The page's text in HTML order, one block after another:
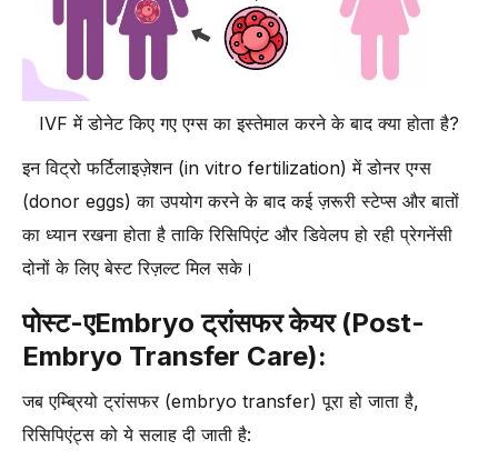
IVF में डोनेट किए गए एग्स का इस्तेमाल करने के बाद क्या होता है?
इन विट्रो फर्टिलाइज़ेशन (in vitro fertilization) में डोनर एग्स
(donor eggs) का उपयोग करने के बाद कई ज़रूरी स्टेप्स और बातों
का ध्यान रखना होता है ताकि रिसिपिएंट और डिवेलप हो रही प्रेगनेंसी
दोनों के लिए बेस्ट रिज़ल्ट मिल सके।
पोस्ट-एEmbryo ट्रांसफर केयर (Post-
Embryo Transfer Care):
जब एम्ब्रियो ट्रांसफर (embryo transfer) पूरा हो जाता है,
रिसिपिएंट्स को ये सलाह दी जाती है: